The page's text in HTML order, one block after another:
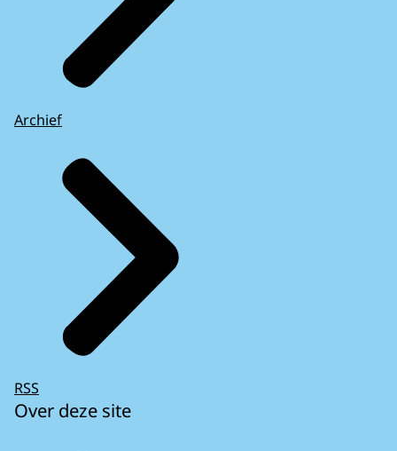
Archief
RSS
Over deze site